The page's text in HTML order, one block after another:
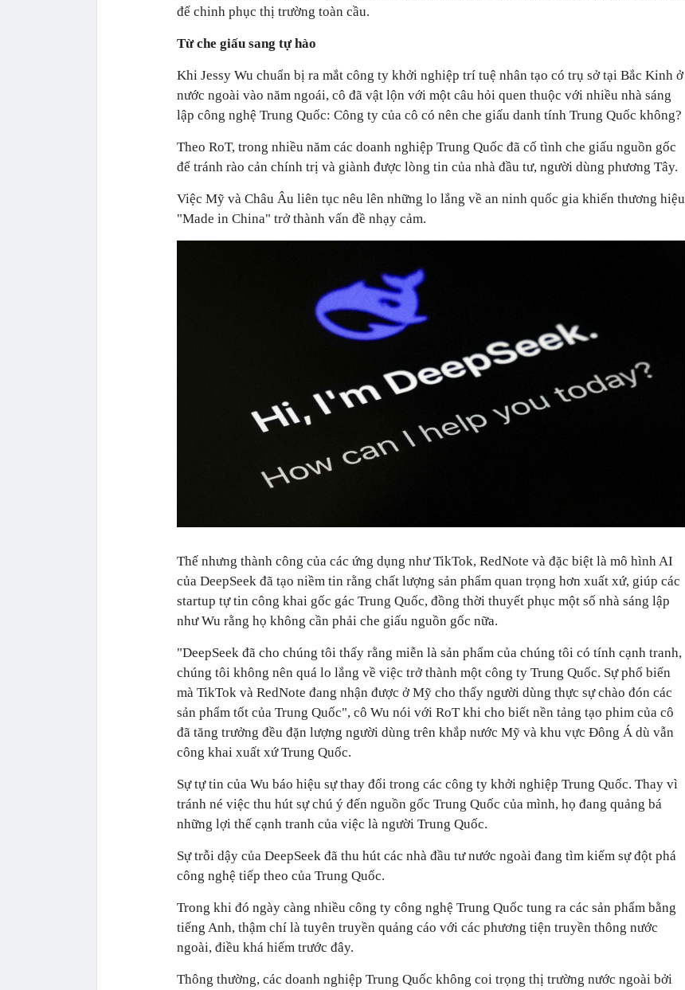
để chinh phục thị trường toàn cầu.
Từ che giấu sang tự hào
Khi Jessy Wu chuẩn bị ra mắt công ty khởi nghiệp trí tuệ nhân tạo có trụ sở tại Bắc Kinh ở
nước ngoài vào năm ngoái, cô đã vật lộn với một câu hỏi quen thuộc với nhiều nhà sáng
lập công nghệ Trung Quốc: Công ty của cô có nên che giấu danh tính Trung Quốc không?
Theo RoT, trong nhiều năm các doanh nghiệp Trung Quốc đã cố tình che giấu nguồn gốc
để tránh rào cản chính trị và giành được lòng tin của nhà đầu tư, người dùng phương Tây.
Việc Mỹ và Châu Âu liên tục nêu lên những lo lắng về an ninh quốc gia khiến thương hiệu
"Made in China" trở thành vấn đề nhạy cảm.
Thế nhưng thành công của các ứng dụng như TikTok, RedNote và đặc biệt là mô hình AI
của DeepSeek đã tạo niềm tin rằng chất lượng sản phẩm quan trọng hơn xuất xứ, giúp các
startup tự tin công khai gốc gác Trung Quốc, đồng thời thuyết phục một số nhà sáng lập
như Wu rằng họ không cần phải che giấu nguồn gốc nữa.
"DeepSeek đã cho chúng tôi thấy rằng miễn là sản phẩm của chúng tôi có tính cạnh tranh,
chúng tôi không nên quá lo lắng về việc trở thành một công ty Trung Quốc. Sự phổ biến
mà TikTok và RedNote đang nhận được ở Mỹ cho thấy người dùng thực sự chào đón các
sản phẩm tốt của Trung Quốc", cô Wu nói với RoT khi cho biết nền tảng tạo phim của cô
đã tăng trưởng đều đặn lượng người dùng trên khắp nước Mỹ và khu vực Đông Á dù vẫn
công khai xuất xứ Trung Quốc.
Sự tự tin của Wu báo hiệu sự thay đổi trong các công ty khởi nghiệp Trung Quốc. Thay vì
tránh né việc thu hút sự chú ý đến nguồn gốc Trung Quốc của mình, họ đang quảng bá
những lợi thế cạnh tranh của việc là người Trung Quốc.
Sự trỗi dậy của DeepSeek đã thu hút các nhà đầu tư nước ngoài đang tìm kiếm sự đột phá
công nghệ tiếp theo của Trung Quốc.
Trong khi đó ngày càng nhiều công ty công nghệ Trung Quốc tung ra các sản phẩm bằng
tiếng Anh, thậm chí là tuyên truyền quảng cáo với các phương tiện truyền thông nước
ngoài, điều khá hiếm trước đây.
Thông thường, các doanh nghiệp Trung Quốc không coi trọng thị trường nước ngoài bởi